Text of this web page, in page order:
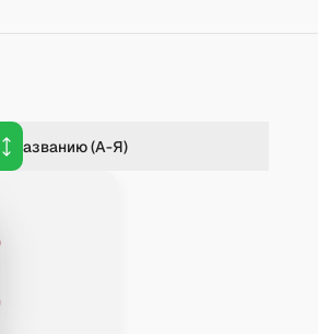
названию (А-Я)